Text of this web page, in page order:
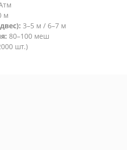
м
3–5 м / 6–7 м
80–100 меш
шт.)